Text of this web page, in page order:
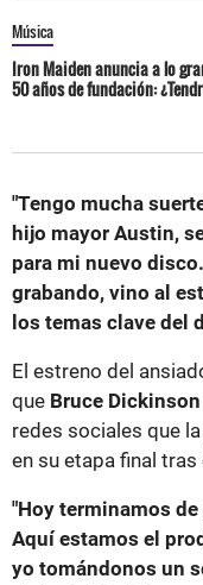
Música
Iron Maiden anuncia a lo
50 años de fundación:
"Tengo mucha
hijo mayor Austin,
para mi nuevo
grabando, vino al
los temas clave del
El estreno del
que Bruce
redes sociales que
en su etapa final
"Hoy terminamos
Aquí estamos el
yo tomándonos un